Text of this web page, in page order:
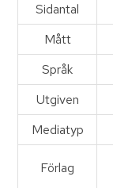
Sidantal
Mått
Språk
Utgiven
Mediatyp
Förlag